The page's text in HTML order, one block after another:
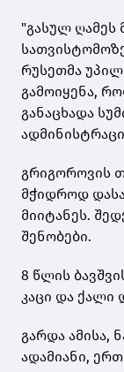
"გასულ ღამეს
რუსეთმა
გამოიყენა,
განაცხადა
გრიგოროვის
მჭიდროდ
მიიტანეს.
შენობები.
8 წლის
კაცი და ქალი
გარდა ამისა,
ადამიანი,